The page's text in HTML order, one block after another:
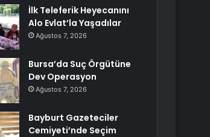
İlk Teleferik Heyecanını
Alo Evlat’la Yaşadılar
Ağustos 7, 2026
Bursa’da Suç Örgütüne
Dev Operasyon
Ağustos 7, 2026
Bayburt Gazeteciler
Cemiyeti’nde Seçim